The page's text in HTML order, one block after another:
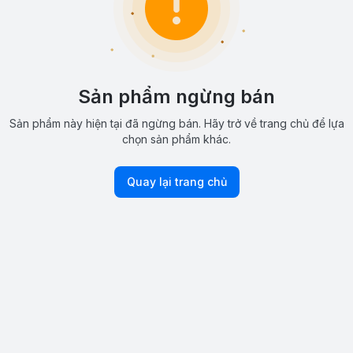
Sản phẩm ngừng bán
Sản phẩm này hiện tại đã ngừng bán. Hãy trở về trang chủ để lựa
chọn sản phẩm khác.
Quay lại trang chủ